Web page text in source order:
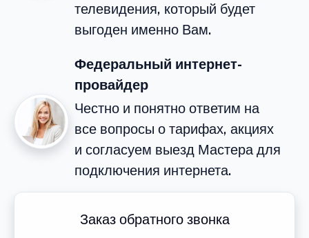
телевидения, который будет
выгоден именно Вам.
Федеральный интернет-
провайдер
Честно и понятно ответим на
все вопросы о тарифах, акциях
и согласуем выезд Мастера для
подключения интернета.
Заказ обратного звонка